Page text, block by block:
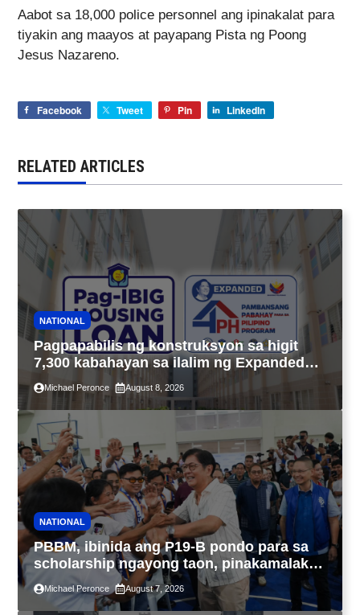
Aabot sa 18,000 police personnel ang ipinakalat para
tiyakin ang maayos at payapang Pista ng Poong
Jesus Nazareno.
Facebook Tweet Pin LinkedIn
RELATED ARTICLES
NATIONAL
Pagpapabilis ng konstruksyon sa higit
7,300 kabahayan sa ilalim ng Expanded
4PH, posible na sa pagtutulungan ng Pag-
IBIG at P.A. Alvarez
Michael Peronce August 8, 2026
NATIONAL
PBBM, ibinida ang P19-B pondo para sa
scholarship ngayong taon, pinakamalaki
sa kasaysayan ng TESDA
Michael Peronce August 7, 2026